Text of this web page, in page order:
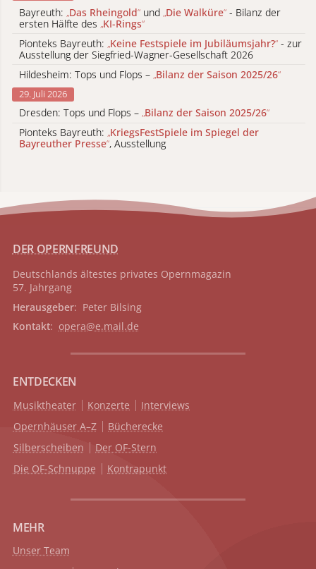
Bayreuth: „Das Rheingold“ und „Die Walküre“ - Bilanz der
ersten Hälfte des „KI-Rings“
Pionteks Bayreuth: „Keine Festspiele im Jubiläumsjahr?“ - zur
Ausstellung der Siegfried-Wagner-Gesellschaft 2026
Hildesheim: Tops und Flops – „Bilanz der Saison 2025/26“
29. Juli 2026
Dresden: Tops und Flops – „Bilanz der Saison 2025/26“
Pionteks Bayreuth: „KriegsFestSpiele im Spiegel der
Bayreuther Presse“, Ausstellung
DER OPERNFREUND
Deutschlands ältestes privates Opernmagazin
57. Jahrgang
Herausgeber: Peter Bilsing
Kontakt: opera@e.mail.de
ENTDECKEN
Musiktheater Konzerte
Interviews
Opernhäuser A–Z
Bücherecke
Silberscheiben
Der OF-Stern
Die OF-Schnuppe
Kontrapunkt
MEHR
Unser Team